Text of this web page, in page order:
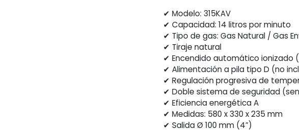
✔ Modelo: 315KAV
✔ Capacidad: 14 litros por minuto
✔ Tipo de gas: Gas Natural / Gas
✔ Tiraje natural
✔ Encendido automático ionizado
✔ Alimentación a pila tipo D (no
✔ Regulación progresiva de
✔ Doble sistema de seguridad
✔ Eficiencia energética A
✔ Medidas: 580 x 330 x 235 mm
✔ Salida Ø 100 mm (4”)